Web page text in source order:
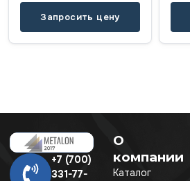
Запросить цену
+7 (700)
331-77-
О
компании
Каталог